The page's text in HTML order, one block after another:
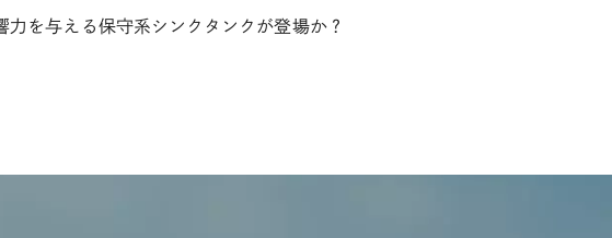
を与える保守系シンクタンクが登場か？